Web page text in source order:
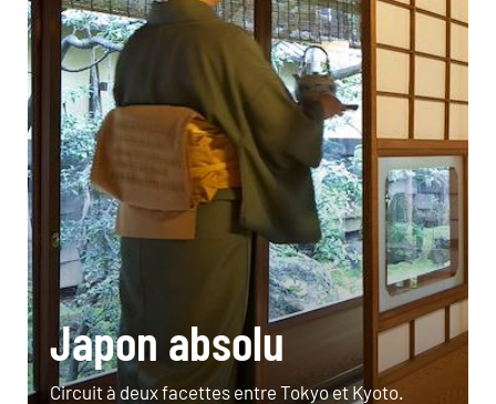
Japon absolu
Circuit à deux facettes entre Tokyo et Kyoto.